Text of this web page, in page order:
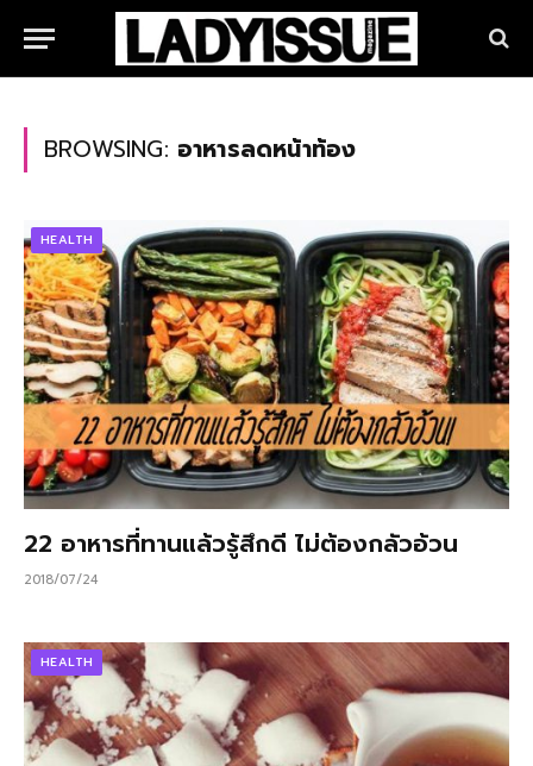
BROWSING: อาหารลดหน้าท้อง
HEALTH
22 อาหารที่ทานแล้วรู้สึกดี ไม่ต้องกลัวอ้วน
2018/07/24
HEALTH